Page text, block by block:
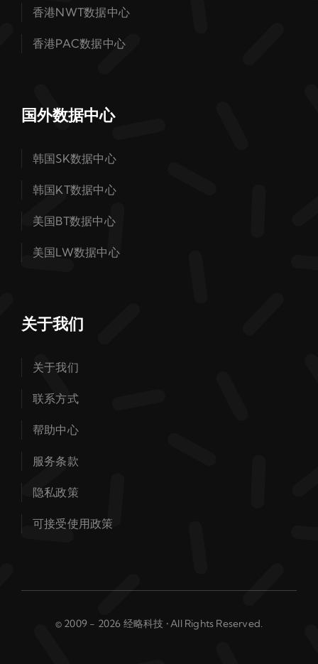
香港NWT数据中心
香港PAC数据中心
国外数据中心
韩国SK数据中心
韩国KT数据中心
美国BT数据中心
美国LW数据中心
关于我们
关于我们
联系方式
帮助中心
服务条款
隐私政策
可接受使用政策
© 2009 - 2026 经略科技 • All Rights Reserved.